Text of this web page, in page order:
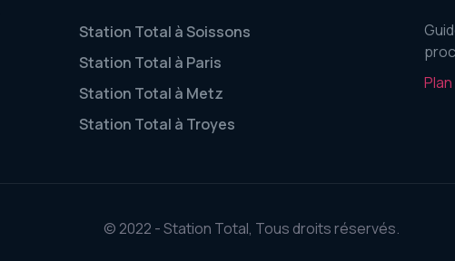
Station Total à Soissons
Station Total à Paris
Station Total à Metz
Station Total à Troyes
© 2022 - Station Total, Tous droits réservés.